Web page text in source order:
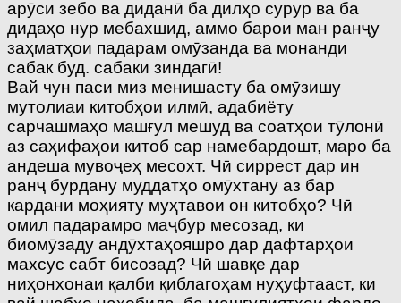
арӯси зебо ва диданӣ ба дилҳо сурур ва ба
дидаҳо нур мебахшид, аммо барои ман ранҷу
заҳматҳои падарам омӯзанда ва монанди
сабак буд. сабаки зиндагӣ!
Вай чун паси миз менишасту ба омӯзишу
мутолиаи китобҳои илмӣ, адабиёту
сарчашмаҳо машғул мешуд ва соатҳои тӯлонӣ
аз саҳифаҳои китоб сар намебардошт, маро ба
андеша мувоҷеҳ месохт. Чӣ сиррест дар ин
ранҷ бурдану муддатҳо омӯхтану аз бар
кардани моҳияту муҳтавои он китобҳо? Чӣ
омил падарамро маҷбур месозад, ки
биомӯзаду андӯхтаҳояшро дар дафтарҳои
махсус сабт бисозад? Чӣ шавқе дар
ниҳонхонаи қалби қиблагоҳам нуҳуфтааст, ки